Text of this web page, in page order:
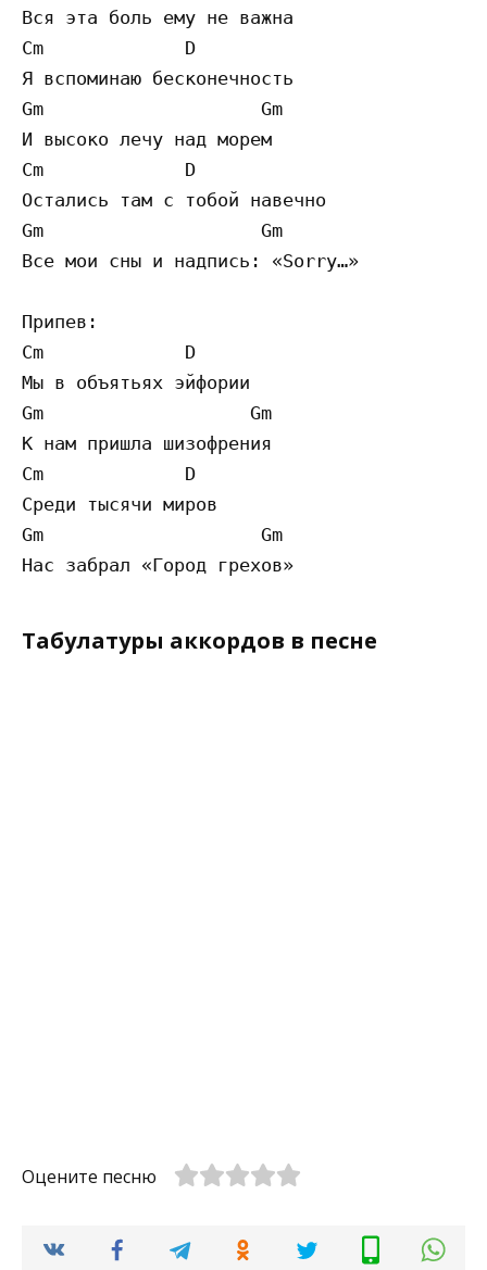
Вся эта боль ему не важна
Cm             D
Я вспоминаю бесконечность
Gm                    Gm
И высоко лечу над морем
Cm             D
Остались там с тобой навечно
Gm                    Gm
Все мои сны и надпись: «Sorry…»
Припев:
Cm             D
Мы в объятьях эйфории
Gm                   Gm
К нам пришла шизофрения
Cm             D
Среди тысячи миров
Gm                    Gm
Табулатуры аккордов в песне
Оцените песню